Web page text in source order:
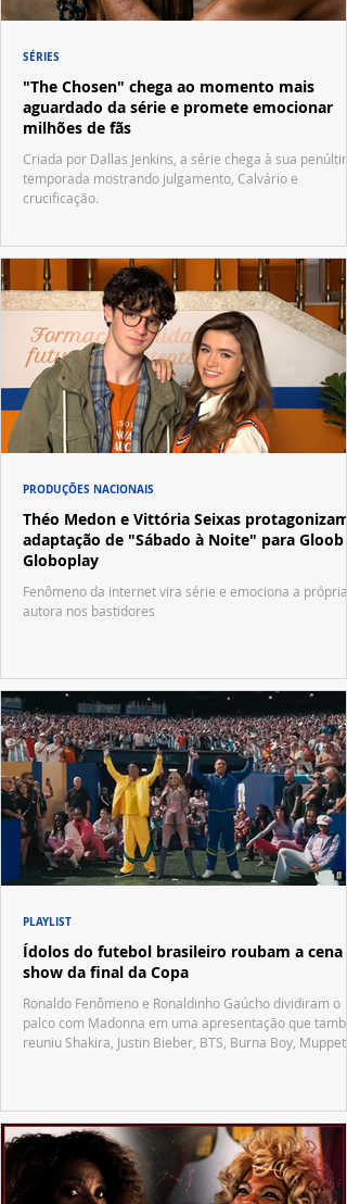
"The Chosen" chega ao momento mais
aguardado da série e promete emocionar
milhões de fãs
Criada por Dallas Jenkins, a série chega à sua
temporada mostrando julgamento, Calvário e
crucificação.
SÉRIES
Théo Medon e Vittória Seixas protagonizam
adaptação de "Sábado à Noite" para Gloob e
Globoplay
Fenômeno da internet vira série e emociona a própria
autora nos bastidores
PRODUÇÕES NACIONAIS
Ídolos do futebol brasileiro roubam a cena
show da final da Copa
Ronaldo Fenômeno e Ronaldinho Gaúcho dividiram o
palco com Madonna em uma apresentação que
reuniu Shakira, Justin Bieber, BTS, Burna Boy, Muppets,
PLAYLIST